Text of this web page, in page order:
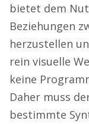
bietet dem
Beziehungen
herzustellen
rein visuelle
keine
Daher muss
bestimmte